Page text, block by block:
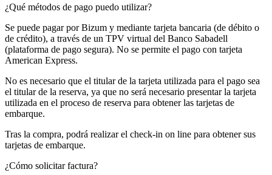
¿Qué métodos de pago puedo utilizar?
Se puede pagar por Bizum y mediante tarjeta bancaria (de débito o
de crédito), a través de un TPV virtual del Banco Sabadell
(plataforma de pago segura). No se permite el pago con tarjeta
American Express.
No es necesario que el titular de la tarjeta utilizada para el pago sea
el titular de la reserva, ya que no será necesario presentar la tarjeta
utilizada en el proceso de reserva para obtener las tarjetas de
embarque.
Tras la compra, podrá realizar el check-in on line para obtener sus
tarjetas de embarque.
¿Cómo solicitar factura?